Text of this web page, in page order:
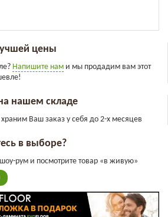
цены
Напишите нам и мы продадим вам этот
нашем складе
Ваш заказ у себя до 2-х месяцев
в выборе?
рум и посмотрите товар «в живую»